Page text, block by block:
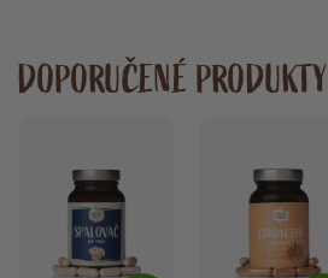
DOPORUČENÉ PRODUKTY